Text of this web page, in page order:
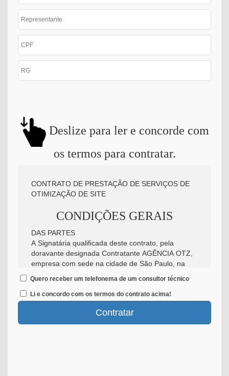
Deslize para ler e concorde com
os termos para contratar.
CONTRATO DE PRESTAÇÃO DE SERVIÇOS DE
OTIMIZAÇÃO DE SITE
CONDIÇÕES GERAIS
DAS PARTES
A Signatária qualiﬁcada deste contrato, pela
doravante designada Contratante AGÊNCIA OTZ,
empresa com sede na cidade de São Paulo, na
Rua Damiana da Cunha, 413, inscrito no CNPJ
08.843.035/0001-02 neste ato representada pelo
proposto assinado, doravante designada
de direito tem, a prestação dos serviços
discriminados deste Contrato, nas seguintes
Quero receber um telefonema de um consultor técnico
Li e concordo com os termos do contrato acima!
Contratar